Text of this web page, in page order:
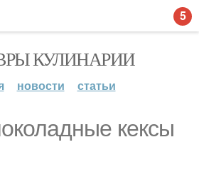
КУЛИНАРИИ
новости статьи
кексы
5